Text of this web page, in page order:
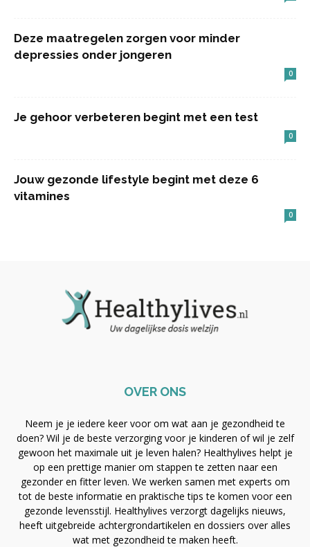
Deze maatregelen zorgen voor minder
depressies onder jongeren
0
Je gehoor verbeteren begint met een test
0
Jouw gezonde lifestyle begint met deze 6
vitamines
0
OVER ONS
Neem je je iedere keer voor om wat aan je gezondheid te
doen? Wil je de beste verzorging voor je kinderen of wil je zelf
gewoon het maximale uit je leven halen? Healthylives helpt je
op een prettige manier om stappen te zetten naar een
gezonder en fitter leven. We werken samen met experts om
tot de beste informatie en praktische tips te komen voor een
gezonde levensstijl. Healthylives verzorgt dagelijks nieuws,
heeft uitgebreide achtergrondartikelen en dossiers over alles
wat met gezondheid te maken heeft.